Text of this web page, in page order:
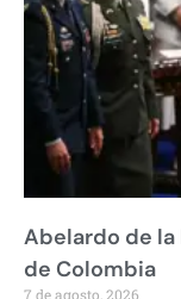
Abelardo de la
de Colombia
7 de agosto, 2026